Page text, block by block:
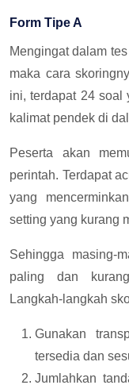
Form Tipe A
Mengingat dalam
maka cara
ini, terdapat 24 soal
kalimat pendek di
Peserta akan
perintah. Terdapat
yang
setting yang kurang
Sehingga masing-
paling dan
Langkah-langkah
Gunakan
tersedia dan
Jumlahkan